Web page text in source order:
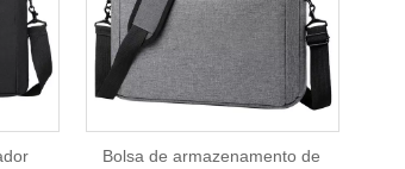
Bolsa de armazenamento de